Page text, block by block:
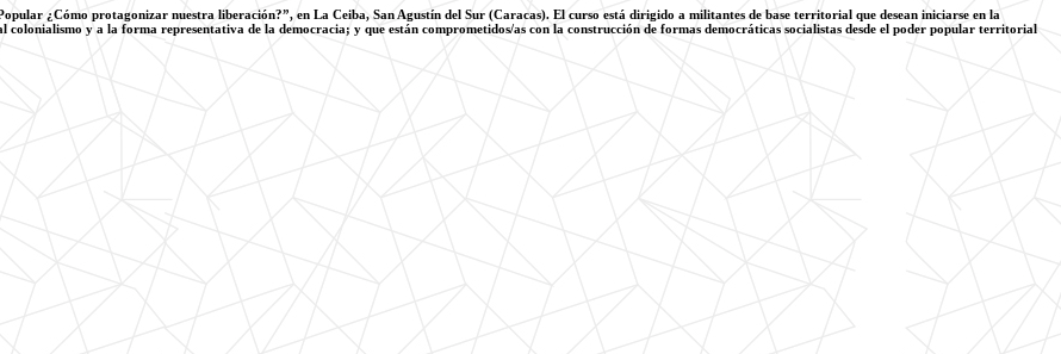
¿Cómo protagonizar nuestra liberación?”, en La Ceiba, San Agustín del Sur (Caracas). El curso está dirigido a militantes de base territorial que desean iniciarse en la
y a la forma representativa de la democracia; y que están comprometidos/as con la construcción de formas democráticas socialistas desde el poder popular territorial